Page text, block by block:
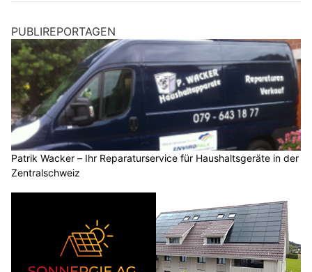
PUBLIREPORTAGEN
Patrik Wacker – Ihr Reparaturservice für Haushaltsgeräte in der
Zentralschweiz